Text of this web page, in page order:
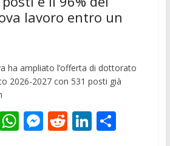
lavoro entro un
ha ampliato l’offerta di dottorato
2026-2027 con 531 posti già
W M R Li C